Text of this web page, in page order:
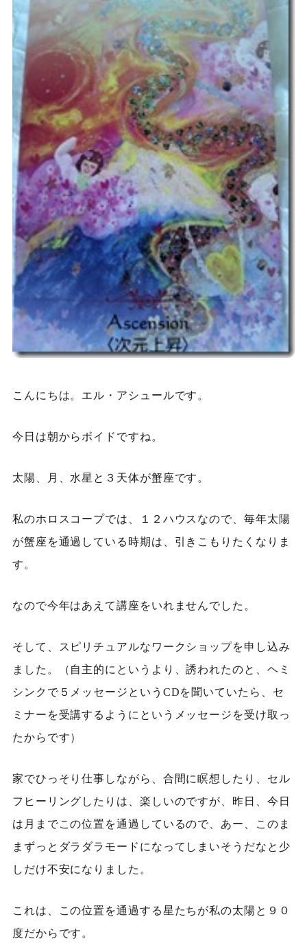
こんにちは。エル・アシュールです。
今日は朝からボイドですね。
太陽、月、水星と３天体が蟹座です。
私のホロスコープでは、１２ハウスなので、毎年太陽
が蟹座を通過している時期は、引きこもりたくなりま
す。
なので今年はあえて講座をいれませんでした。
そして、スピリチュアルなワークショップを申し込み
ました。（自主的にというより、誘われたのと、ヘミ
シンクで５メッセージというCDを聞いていたら、セ
ミナーを受講するようにというメッセージを受け取っ
たからです）
家でひっそり仕事しながら、合間に瞑想したり、セル
フヒーリングしたりは、楽しいのですが、昨日、今日
は月までこの位置を通過しているので、あー、このま
まずっとダラダラモードになってしまいそうだなと少
しだけ不安になりました。
これは、この位置を通過する星たちが私の太陽と９０
度だからです。